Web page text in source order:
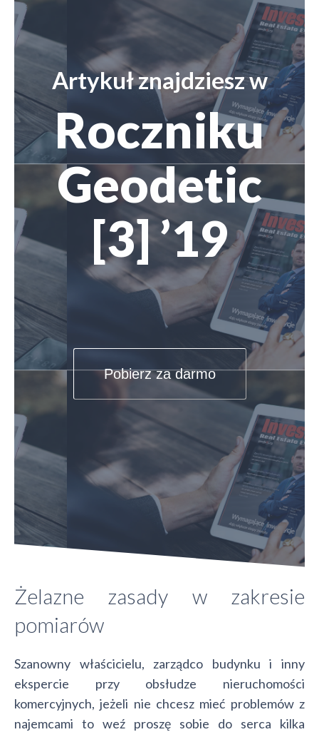
Artykuł znajdziesz w
Roczniku
Geodetic
[3] ’19
Pobierz za darmo
Żelazne zasady w zakresie
pomiarów
Szanowny właścicielu, zarządco budynku i inny
ekspercie przy obsłudze nieruchomości
komercyjnych, jeżeli nie chcesz mieć problemów z
najemcami to weź proszę sobie do serca kilka